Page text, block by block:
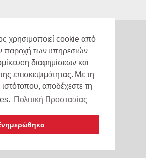
χρησιμοποιεί cookie από
παροχή των υπηρεσιών
διαφημίσεων και
επισκεψιμότητας. Με τη
αποδέχεστε τη
Πολιτική Προστασίας